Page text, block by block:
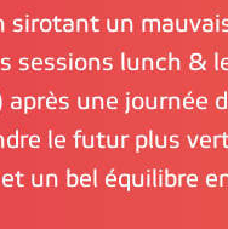
sirotant un
sessions lunch &
après une journée
le futur plus
un bel équilibre